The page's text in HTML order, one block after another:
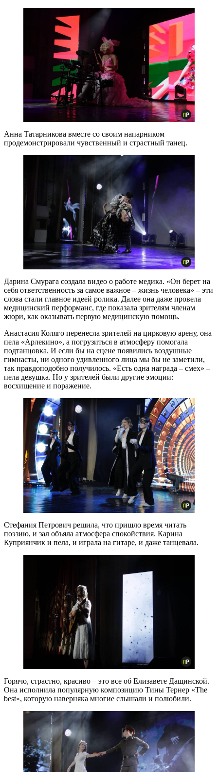
Анна Татарникова вместе со своим напарником
продемонстрировали чувственный и страстный танец.
Дарина Смурага создала видео о работе медика. «Он берет на
себя ответственность за самое важное – жизнь человека» – эти
слова стали главное идеей ролика. Далее она даже провела
медицинский перформанс, где показала зрителям членам
жюри, как оказывать первую медицинскую помощь.
Анастасия Коляго перенесла зрителей на цирковую арену, она
пела «Арлекино», а погрузиться в атмосферу помогала
подтанцовка. И если бы на сцене появились воздушные
гимнасты, ни одного удивленного лица мы бы не заметили,
так правдоподобно получилось. «Есть одна награда – смех» –
пела девушка. Но у зрителей были другие эмоции:
восхищение и поражение.
Стефания Петрович решила, что пришло время читать
поэзию, и зал объяла атмосфера спокойствия. Карина
Куприянчик и пела, и играла на гитаре, и даже танцевала.
Горячо, страстно, красиво – это все об Елизавете Дащинской.
Она исполнила популярную композицию Тины Тернер «The
best», которую наверняка многие слышали и полюбили.